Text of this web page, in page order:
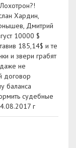
Хардин,
Дмитрий
10000 $
185,14$ и те
и звери грабят
не
договор
баланса
судебные
г